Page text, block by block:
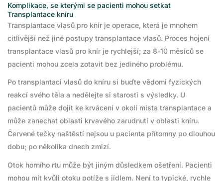
Komplikace, se kterými se pacienti mohou setkat
Transplantace kníru
Transplantace vlasů pro knír je operace, která je mnohem
citlivější než jiné postupy transplantace vlasů. Proces hojení
transplantace vlasů pro knír je rychlejší; za 8-10 měsíců se
pacienti mohou zcela zotavit bez jediného problému.
Po transplantaci vlasů do kníru si buďte vědomi fyzických
reakcí svého těla a nedělejte si starosti s výsledky. U
pacientů může dojít ke krvácení v okolí místa transplantace a
může zanechat oblasti krvavého zarudnutí v oblasti kníru.
Červené tečky naštěstí nejsou u pacienta přítomny po dlouhou
dobu; po několika dnech zmizí.
Otok horního rtu může být jiným důsledkem ošetření. Pacienti
mohou mít kvůli otoku potíže s jídlem. Není to typické, rychle